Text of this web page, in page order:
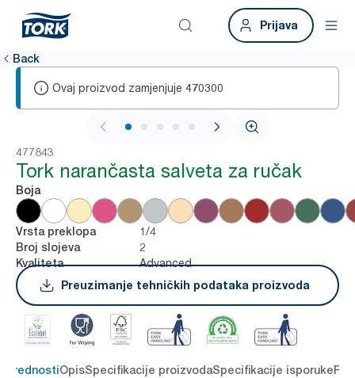
Prijava
Back
Ovaj proizvod zamjenjuje 470300
1 / 6
477843
Tork narančasta salveta za ručak
Boja
Vrsta preklopa 1/4
Broj slojeva 2
Kvaliteta
Advanced
Preuzimanje tehničkih podataka proizvoda
prednostiOpisSpecifikacije proizvodaSpecifikacije isporuke